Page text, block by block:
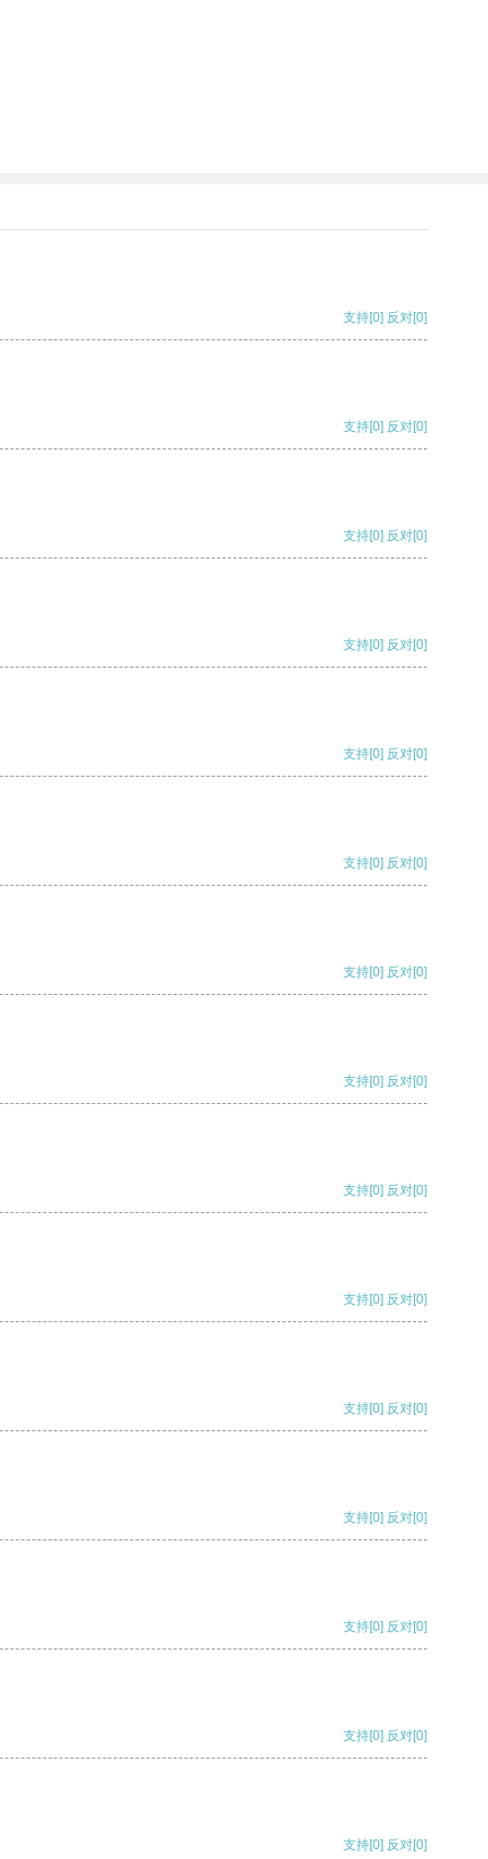
支持[0] 反对[0]
支持[0] 反对[0]
支持[0] 反对[0]
支持[0] 反对[0]
支持[0] 反对[0]
支持[0] 反对[0]
支持[0] 反对[0]
支持[0] 反对[0]
支持[0] 反对[0]
支持[0] 反对[0]
支持[0] 反对[0]
支持[0] 反对[0]
支持[0] 反对[0]
支持[0] 反对[0]
支持[0] 反对[0]